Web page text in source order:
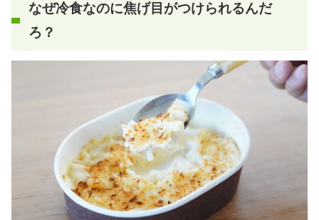
なぜ冷食なのに焦げ目がつけられるんだ
ろ？